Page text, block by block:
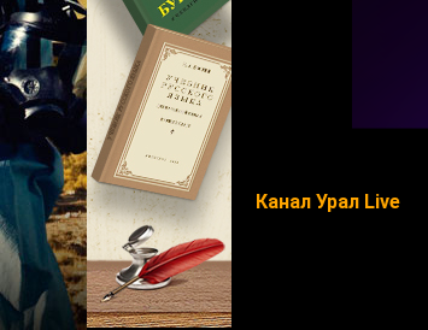
Канал Урал Live